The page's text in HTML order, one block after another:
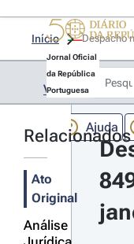
Jornal Oficial
da República
Portuguesa
Ajuda
Início
Voltar
Relacionados
Ato
Original
Análise